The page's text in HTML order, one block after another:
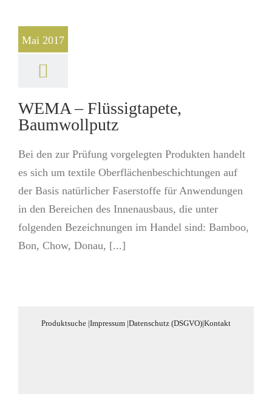
Mai 2017
WEMA – Flüssigtapete,
Baumwollputz
Bei den zur Prüfung vorgelegten Produkten handelt
es sich um textile Oberflächenbeschichtungen auf
der Basis natürlicher Faserstoffe für Anwendungen
in den Bereichen des Innenausbaus, die unter
folgenden Bezeichnungen im Handel sind: Bamboo,
Bon, Chow, Donau, [...]
Produktsuche |Impressum |Datenschutz (DSGVO)|Kontakt